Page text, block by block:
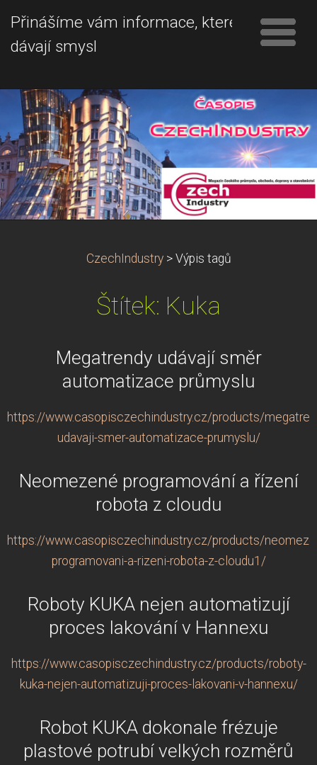
Přinášíme vám informace, které
dávají smysl
CzechIndustry > Výpis tagů
Štítek: Kuka
Megatrendy udávají směr
automatizace průmyslu
https://www.casopisczechindustry.cz/products/
udavaji-smer-automatizace-prumyslu/
Neomezené programování a řízení
robota z cloudu
https://www.casopisczechindustry.cz/products/
programovani-a-rizeni-robota-z-cloudu1/
Roboty KUKA nejen automatizují
proces lakování v Hannexu
https://www.casopisczechindustry.cz/products/roboty-
kuka-nejen-automatizuji-proces-lakovani-v-hannexu/
Robot KUKA dokonale frézuje
plastové potrubí velkých rozměrů